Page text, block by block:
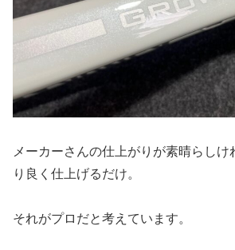
メーカーさんの仕上がりが素晴らしけ
り良く仕上げるだけ。
それがプロだと考えています。